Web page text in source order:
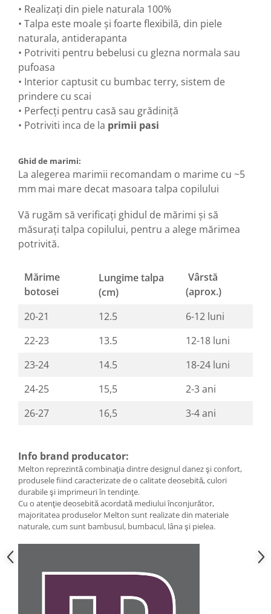
• Realizaţi din piele naturala 100%
• Talpa este moale şi foarte flexibilă, din piele
naturala, antiderapanta
• Potriviti pentru bebelusi cu glezna normala sau
pufoasa
• Interior captusit cu bumbac terry, sistem de
prindere cu scai
• Perfecţi pentru casă sau grădiniţă
• Potriviti inca de la primii pasi
Ghid de marimi:
La alegerea marimii recomandam o marime cu ~5
mm mai mare decat masoara talpa copilului
Vă rugăm să verificaţi ghidul de mărimi şi să
măsuraţi talpa copilului, pentru a alege mărimea
potrivită.
Mărime
botosei
Lungime talpa
(cm)
Vârstă
(aprox.)
20-21
12.5
6-12 luni
22-23
13.5
12-18 luni
23-24
14.5
18-24 luni
24-25
15,5
2-3 ani
26-27
16,5 3-4 ani
Info brand producator:
Melton reprezintă combinaţia dintre designul danez şi confort,
produsele fiind caracterizate de o calitate deosebită, culori
durabile şi imprimeuri în tendinţe.
Cu o atenţie deosebită acordată mediului înconjurător,
majoritatea produselor Melton sunt realizate din materiale
naturale, cum sunt bambusul, bumbacul, lâna şi pielea.